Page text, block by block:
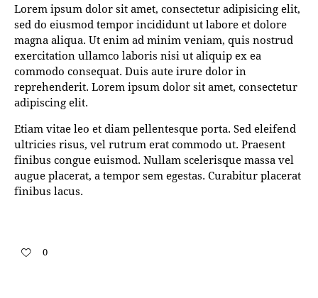
Lorem ipsum dolor sit amet, consectetur adipisicing elit,
sed do eiusmod tempor incididunt ut labore et dolore
magna aliqua. Ut enim ad minim veniam, quis nostrud
exercitation ullamco laboris nisi ut aliquip ex ea
commodo consequat. Duis aute irure dolor in
reprehenderit. Lorem ipsum dolor sit amet, consectetur
adipiscing elit.
Etiam vitae leo et diam pellentesque porta. Sed eleifend
ultricies risus, vel rutrum erat commodo ut. Praesent
finibus congue euismod. Nullam scelerisque massa vel
augue placerat, a tempor sem egestas. Curabitur placerat
finibus lacus.
0